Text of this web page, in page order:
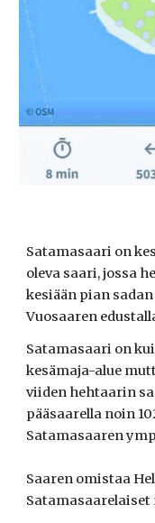
Satamasaari on
oleva saari, jossa
kesiään pian
Vuosaaren
Satamasaari on
kesämaja-alue
viiden hehtaarin
pääsaarella noin
Satamasaaren
Saaren omistaa
Satamasaarelaiset